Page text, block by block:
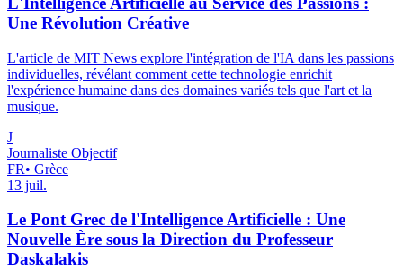
Une Révolution Créative
L'article de MIT News explore l'intégration de l'IA dans les passions
individuelles, révélant comment cette technologie enrichit
l'expérience humaine dans des domaines variés tels que l'art et la
musique.
J
Journaliste Objectif
FR• Grèce
13 juil.
Le Pont Grec de l'Intelligence Artificielle : Une
Nouvelle Ère sous la Direction du Professeur
Daskalakis